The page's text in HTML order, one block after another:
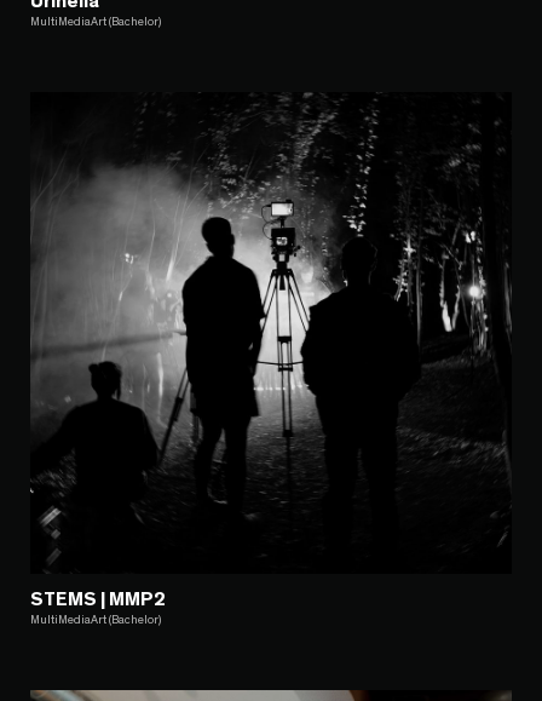
MultiMediaArt (Bachelor)
STEMS | MMP2
MultiMediaArt (Bachelor)